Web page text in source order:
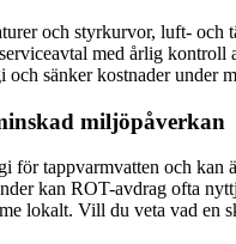
och styrkurvor, luft- och
med årlig
sänker kostnader under
miljöpåverkan
för tappvarmvatten och
kan ROT-avdrag ofta
lokalt. Vill du veta vad